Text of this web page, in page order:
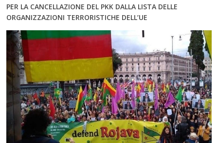
PER LA CANCELLAZIONE DEL PKK DALLA LISTA DELLE
ORGANIZZAZIONI TERRORISTICHE DELL’UE